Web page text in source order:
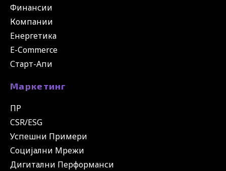
Финансии
Компании
Енергетика
E-Commerce
Старт-Апи
Маркетинг
ПР
CSR/ESG
Успешни Примери
Социјални Мрежи
Дигитални Перформанси